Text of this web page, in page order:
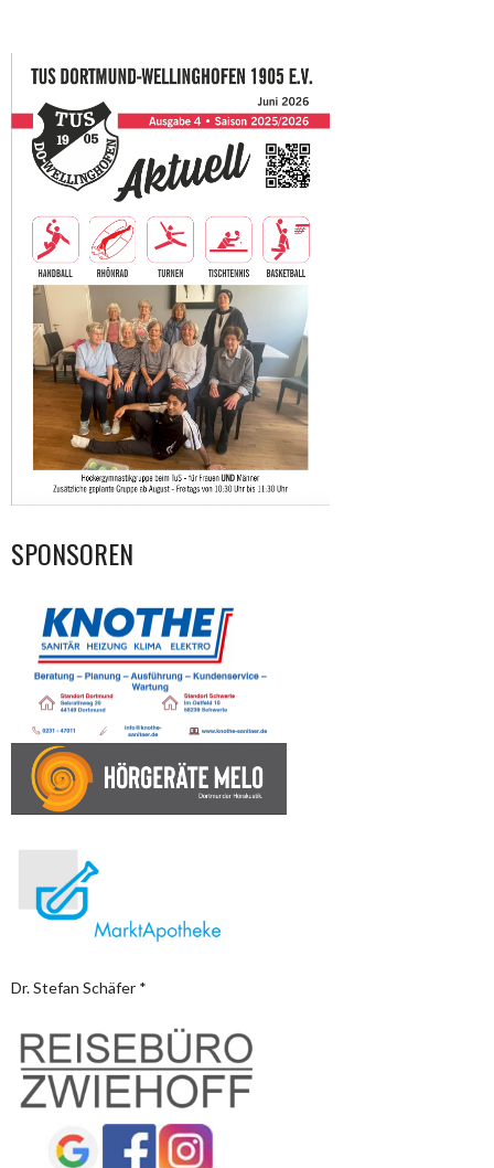
SPONSOREN
Dr. Stefan Schäfer *